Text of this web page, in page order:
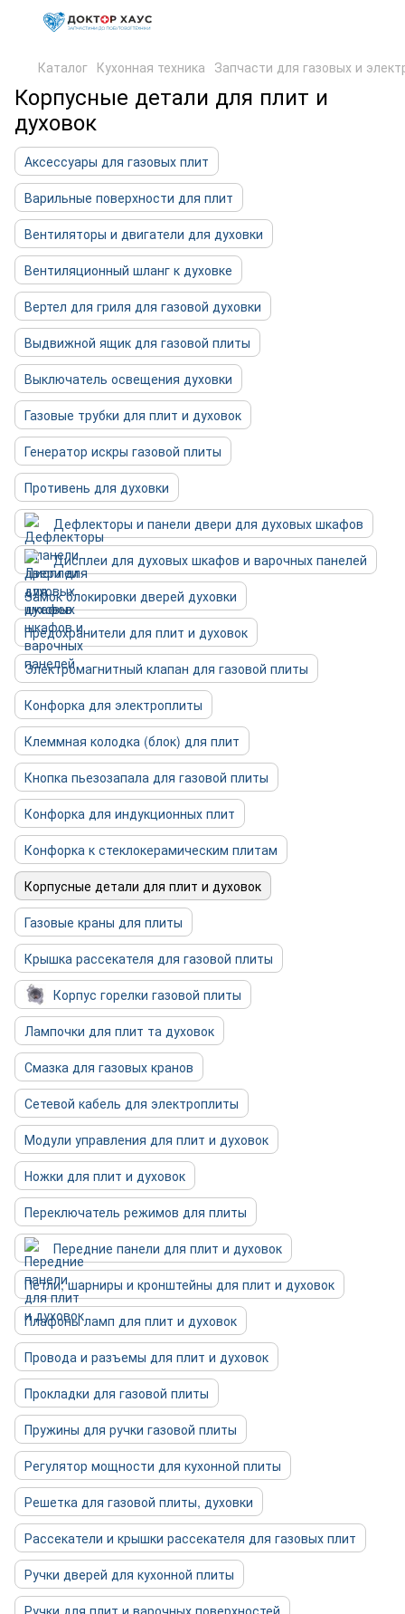
Каталог Кухонная техника Запчасти для газовых и
Корпусные детали для плит и
духовок
Аксессуары для газовых плит
Варильные поверхности для плит
Вентиляторы и двигатели для духовки
Вентиляционный шланг к духовке
Вертел для гриля для газовой духовки
Выдвижной ящик для газовой плиты
Выключатель освещения духовки
Газовые трубки для плит и духовок
Генератор искры газовой плиты
Противень для духовки
Дефлекторы и панели двери для духовых шкафов
Дисплеи для духовых шкафов и варочных панелей
Замок блокировки дверей духовки
Предохранители для плит и духовок
Электромагнитный клапан для газовой плиты
Конфорка для электроплиты
Клеммная колодка (блок) для плит
Кнопка пьезозапала для газовой плиты
Конфорка для индукционных плит
Конфорка к стеклокерамическим плитам
Корпусные детали для плит и духовок
Газовые краны для плиты
Крышка рассекателя для газовой плиты
Корпус горелки газовой плиты
Лампочки для плит та духовок
Смазка для газовых кранов
Сетевой кабель для электроплиты
Модули управления для плит и духовок
Ножки для плит и духовок
Переключатель режимов для плиты
Передние панели для плит и духовок
Петли, шарниры и кронштейны для плит и духовок
Плафоны ламп для плит и духовок
Провода и разъемы для плит и духовок
Прокладки для газовой плиты
Пружины для ручки газовой плиты
Регулятор мощности для кухонной плиты
Решетка для газовой плиты, духовки
Рассекатели и крышки рассекателя для газовых плит
Ручки дверей для кухонной плиты
Ручки для плит и варочных поверхностей